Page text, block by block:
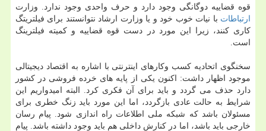
قوه قضاییه دوگانگی وجود دارد و حرف واحدی وجود ندارد. وزارت
ارتباطات با نیات خوب خود و یا وزارت ارشاد نتوانستند برای فیلتریتگ
كاری كنند، زیرا این مورد در دست قوه قضاییه و كمیته فیلترینگ
است.
سخنگوی اتحادیه كسب وكارهای اینترنتی با اشاره به اقتصاد دیجیتالی
موجود اظهار داشت: اكنون یكی از پایه های خرده فروشی در كشور
دارد حذف می گردد و باید برای آن فكری كرد. البته امیدواریم این
شرایط به حالت عادی بازگردد، اما این مورد باید زنگ خطری برای
مسئولان باشد كه شبكه ملی اطلاعات راه اندازی شود. پیام رسان
خارجی باید باشد، اما در كنارش داخلی هم باید وجود داشته باشد. پیام